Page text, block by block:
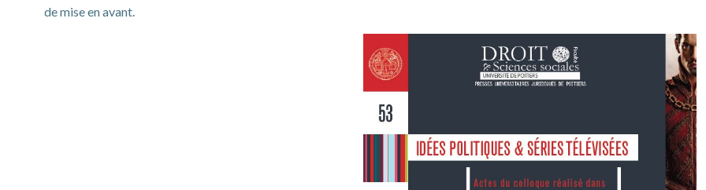
de mise en avant.